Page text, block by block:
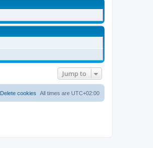
Jump to
All times are UTC+02:00
Delete cookies